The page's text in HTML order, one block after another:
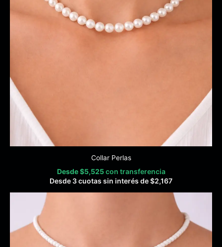
Collar Perlas
Desde$5,525 con transferencia
Desde 3 cuotas sin interés de$2,167